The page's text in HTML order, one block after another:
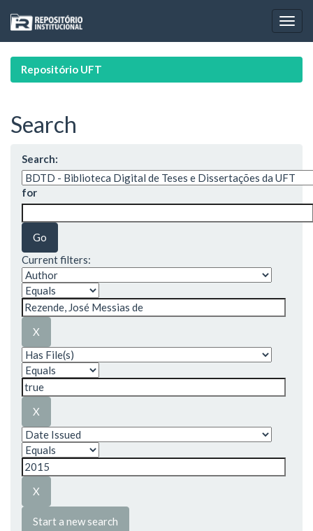
navigation
Repositório UFT
Search
Search:
for
Current filters:
Start a new search